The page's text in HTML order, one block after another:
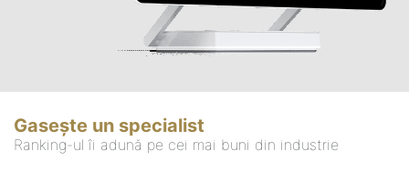
Gasește un specialist
Ranking-ul îi adună pe cei mai buni din industrie